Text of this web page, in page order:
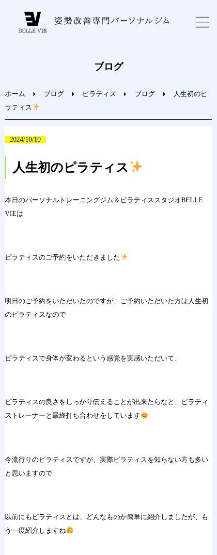
お問い合わせ
ご予約
ブログ
ホーム ブログ ピラティス ブログ
人生初のピ
ラティス
2024/10/10
人生初のピラティス
本日のパーソナルトレーニングジム＆ピラティススタジオBELLE
VIEは
ピラティスのご予約をいただきました
明日のご予約をいただいたのですが、ご予約いただいた方は人生初
のピラティスなので
ピラティスで身体が変わるという感覚を実感いただいて、
ピラティスの良さをしっかり伝えることが出来たらなと、ピラティ
ストレーナーと最終打ち合わせをしています
今流行りのピラティスですが、実際ピラティスを知らない方も多い
と思いますので
以前にもピラティスとは、どんなものか簡単に紹介しましたが、も
う一度紹介しますね